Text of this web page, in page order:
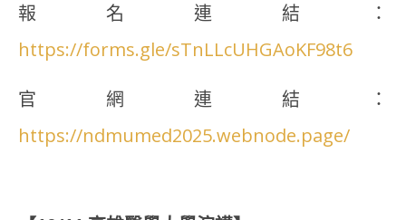
報名連結：
https://forms.gle/sTnLLcUHGAoKF98t6
官網連結：
https://ndmumed2025.webnode.page/